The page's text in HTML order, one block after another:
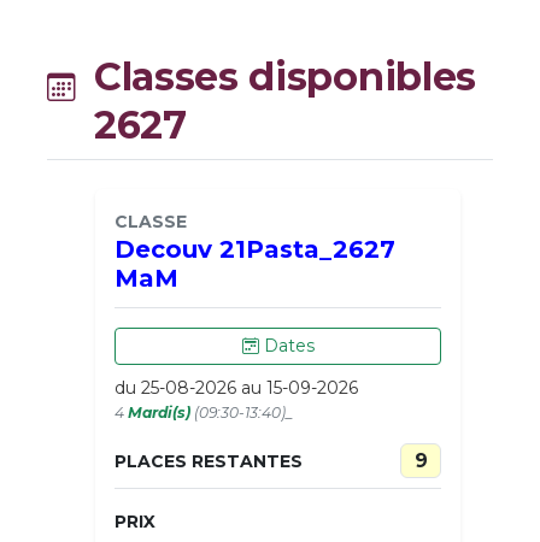
Classes disponibles
2627
CLASSE
Decouv 21Pasta_2627
MaM
Dates
du 25-08-2026 au 15-09-2026
4 Mardi(s) (09:30-13:40)_
PLACES RESTANTES 9
PRIX